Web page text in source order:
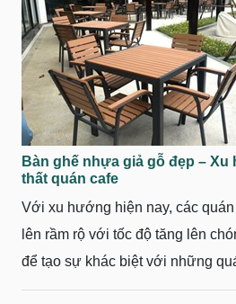
Bàn ghế nhựa giả gỗ đẹp –
thất quán cafe
Với xu hướng hiện nay, các
lên rầm rộ với tốc độ tăng lên
để tạo sự khác biệt với những
việc không hề dễ dàng. Vậy tại